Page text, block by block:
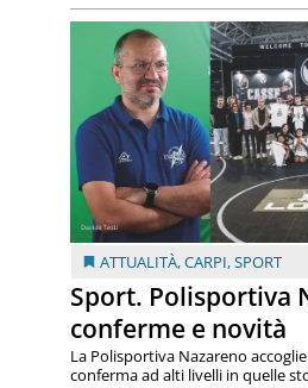
ATTUALITÀ,CARPI,SPORT
Sport. Polisportiva
conferme e novità
La Polisportiva Nazareno
conferma ad alti livelli in quelle